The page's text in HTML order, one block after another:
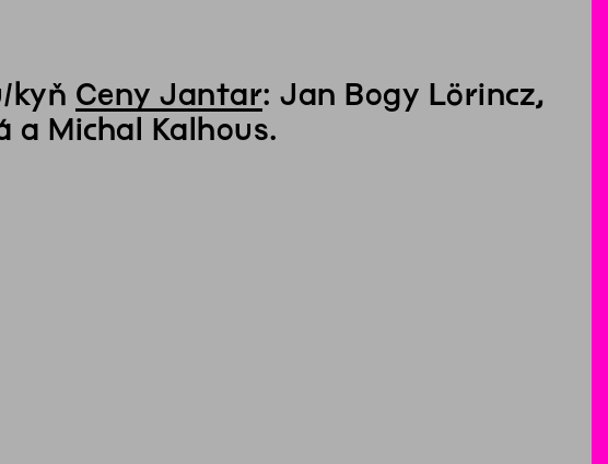
kyň Ceny Jantar: Jan Bogy Lörincz,
a Michal Kalhous.